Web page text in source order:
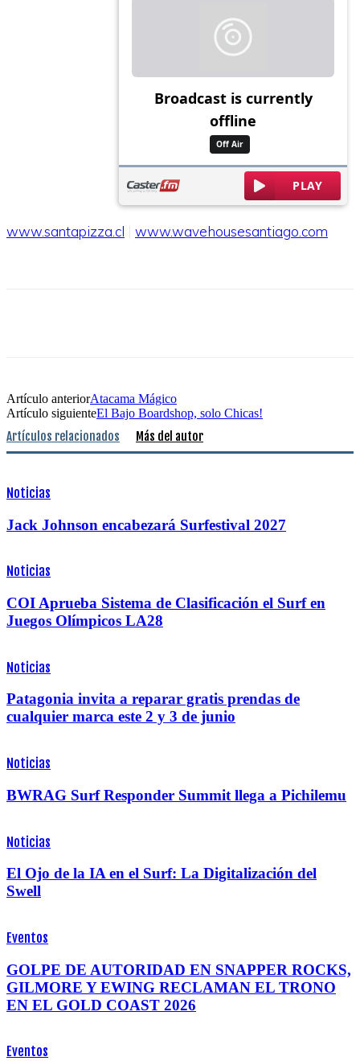
www.santapizza.cl | www.wavehousesantiago.com
Artículo anteriorAtacama Mágico
Artículo siguienteEl Bajo Boardshop, solo Chicas!
Artículos relacionados Más del autor
Noticias
Jack Johnson encabezará Surfestival 2027
Noticias
COI Aprueba Sistema de Clasificación el Surf en
Juegos Olímpicos LA28
Noticias
Patagonia invita a reparar gratis prendas de
cualquier marca este 2 y 3 de junio
Noticias
BWRAG Surf Responder Summit llega a Pichilemu
Noticias
El Ojo de la IA en el Surf: La Digitalización del
Swell
Eventos
GOLPE DE AUTORIDAD EN SNAPPER ROCKS,
GILMORE Y EWING RECLAMAN EL TRONO
EN EL GOLD COAST 2026
Eventos